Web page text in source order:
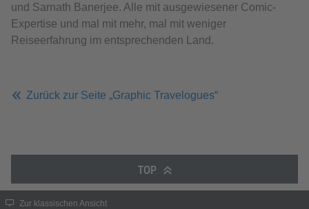
und Sarnath Banerjee. Alle mit ausgewiesener Comic-
Expertise und mal mit mehr, mal mit weniger
Reiseerfahrung im entsprechenden Land.
Zurück zur Seite „Graphic Travelogues“
TOP
Zur klassischen Ansicht